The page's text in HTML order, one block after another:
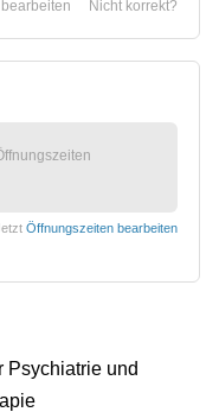
Nicht korrekt?
Öffnungszeiten bearbeiten
Psychiatrie und